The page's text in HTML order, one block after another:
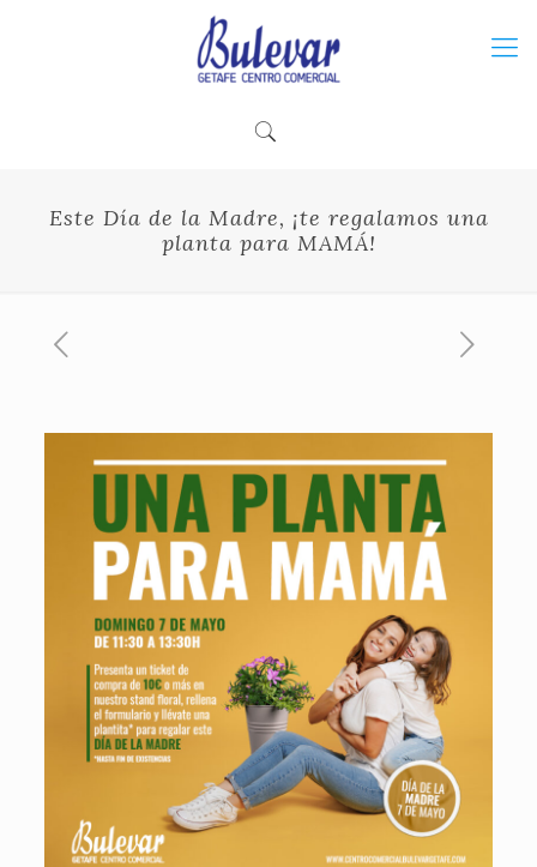
Este Día de la Madre, ¡te regalamos una
planta para MAMÁ!